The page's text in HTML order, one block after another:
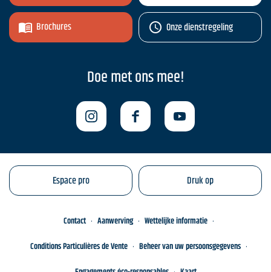
Brochures Onze dienstregeling
Doe met ons mee!
Espace pro Druk op
Contact Aanwerving
Wettelijke informatie
Conditions Particulières de Vente
Beheer van uw persoonsgegevens